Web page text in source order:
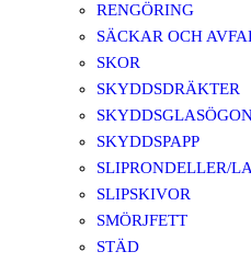
RENGÖRING
SÄCKAR OCH
SKOR
SKYDDSDRÄKTER
SKYDDSPAPP
SLIPRONDELLER/
SLIPSKIVOR
SMÖRJFETT
STÄD